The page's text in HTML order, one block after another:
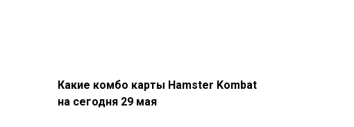
Какие комбо карты Hamster Kombat
на сегодня 29 мая